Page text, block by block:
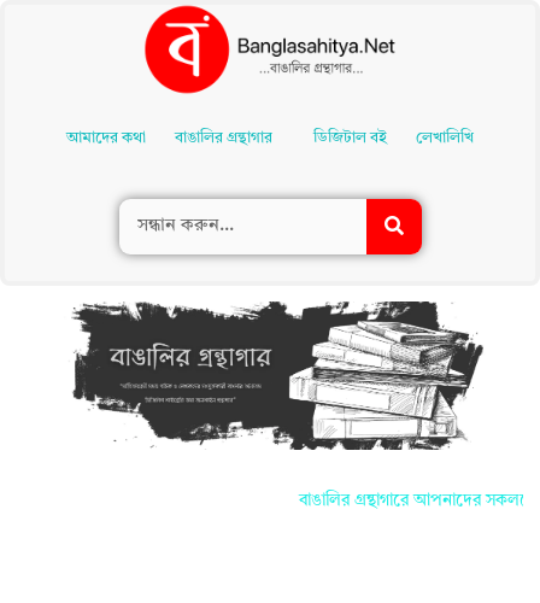
Contentআমাদের কথা বাঙালির গ্রন্থাগার ডিজিটাল বই লেখালিখি
বাঙালির গ্রন্থাগারে আপনাদের সকলকে জানাই